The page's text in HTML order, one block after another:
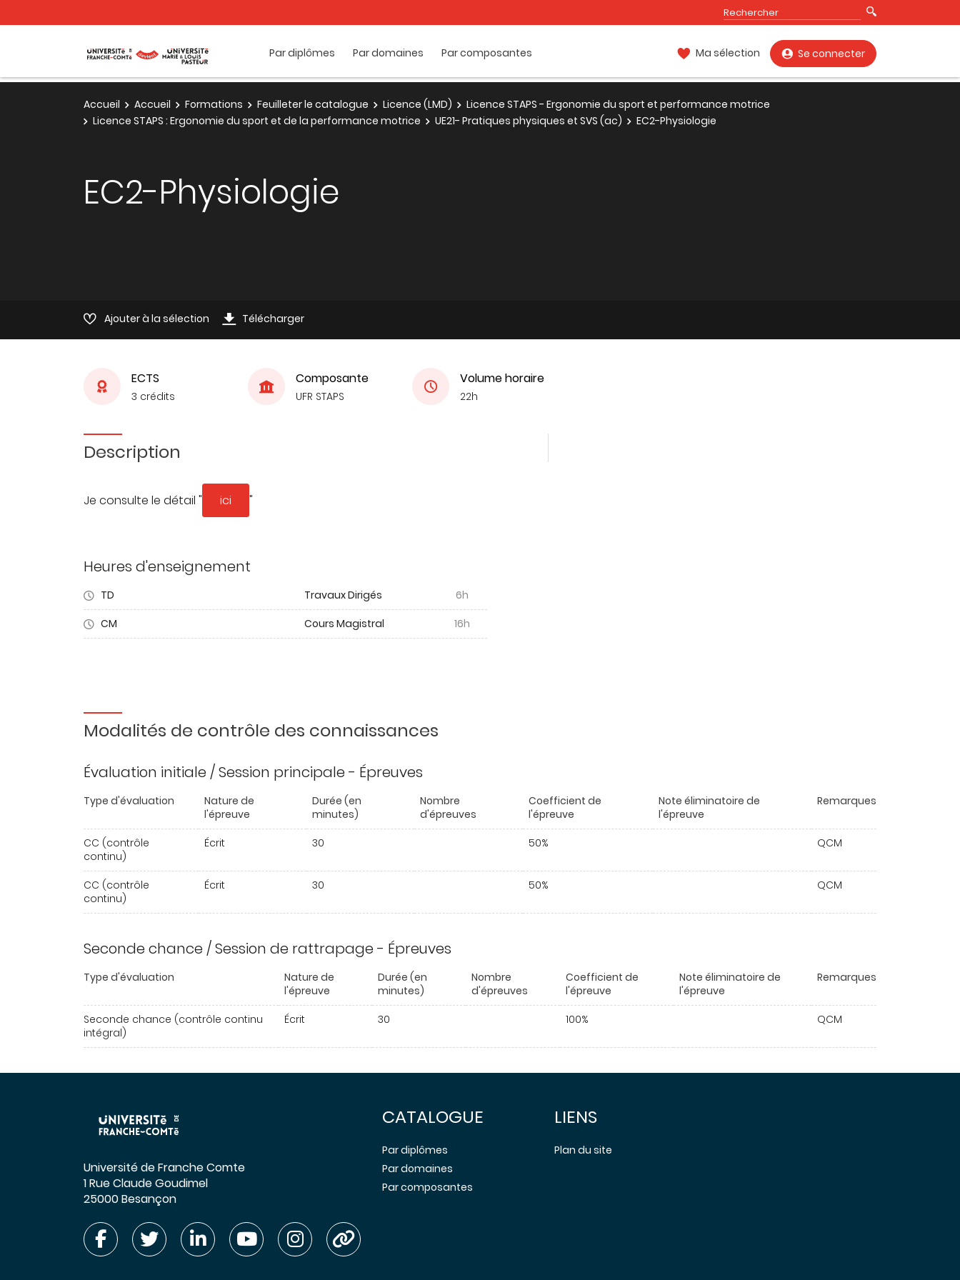
Par diplômes Par domaines Par composantes Ma sélection Se connecter
Accueil Accueil Formations Feuilleter le catalogue Licence (LMD)
Licence STAPS - Ergonomie du sport et performance motrice
Licence STAPS : Ergonomie du sport et de la performance motrice
UE21- Pratiques physiques et SVS (ac) EC2-Physiologie
EC2-Physiologie
Ajouter à la sélection Télécharger
ECTS
3 crédits
Composante
UFR STAPS
Volume horaire
22h
Description
Je consulte le détail " ici "
Heures d'enseignement
TD Travaux Dirigés
6h
CM
Cours Magistral 16h
Modalités de contrôle des connaissances
Évaluation initiale / Session principale - Épreuves
Type d'évaluation
Nature de
l'épreuve
Durée (en
minutes)
Nombre
d'épreuves
Coefficient de
l'épreuve
Note éliminatoire de
l'épreuve
Remarques
CC (contrôle
continu)
Écrit 30 50% QCM
CC (contrôle
continu)
Écrit 30 50% QCM
Seconde chance / Session de rattrapage - Épreuves
Type d'évaluation
Nature de
l'épreuve
Durée (en
minutes)
Nombre
d'épreuves
Coefficient de
l'épreuve
Note éliminatoire de
l'épreuve
Remarques
Seconde chance (contrôle continu
intégral)
Écrit 30 100% QCM
Université de Franche Comte
1 Rue Claude Goudimel
25000 Besançon
CATALOGUE
Par diplômes
Par domaines
Par composantes
LIENS
Plan du site